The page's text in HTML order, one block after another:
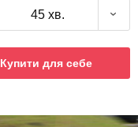
45 хв.
Купити для себе